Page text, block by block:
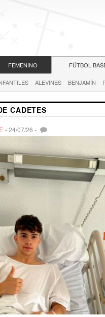
FEMENINO FÚTBOL
ALEVINES BENJAMÍN
CADETES
-24/07/26 -